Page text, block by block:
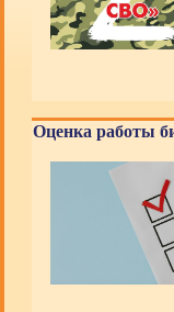
Оценка работы